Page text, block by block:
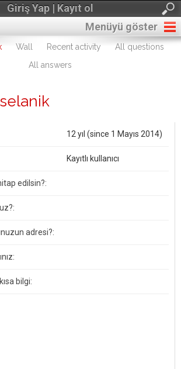
Giriş Yap | Kayıt ol
Menüyü göster
Wall Recent activity
All questions
All answers
12 yıl (since 1 Mayıs 2014)
Kayıtlı kullanıcı
edilsin?:
adresi?:
bilgi: